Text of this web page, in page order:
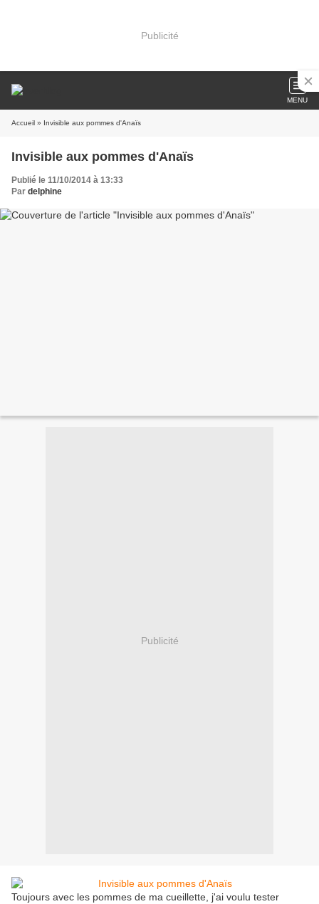
Publicité
MENU
Accueil » Invisible aux pommes d'Anaïs
Invisible aux pommes d'Anaïs
Publié le 11/10/2014 à 13:33
Par delphine
Publicité
Toujours avec les pommes de ma cueillette, j'ai voulu tester